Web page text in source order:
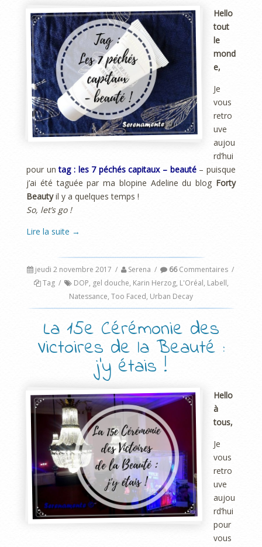
Hello
tout
le
mond
e,
Je
vous
retro
uve
aujou
rd’hui
pour un tag : les 7 péchés capitaux – beauté– puisque
j’ai été taguée par ma blopine Adeline du blog Forty
Beautyil y a quelques temps !
So, let’s go !
Lire la suite →
jeudi 2 novembre 2017 / Serena / 66Commentaires /
Tag / DOP, gel douche, Karin Herzog, L'Oréal, Labell,
Natessance, Too Faced, Urban Decay
La 15e Cérémonie des
Victoires de la Beauté :
j’y étais !
Hello
à
tous,
Je
vous
retro
uve
aujou
rd’hui
pour
vous